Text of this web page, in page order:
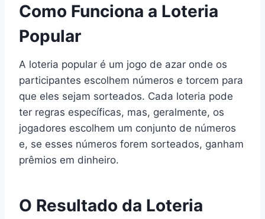
Como Funciona a Loteria
Popular
A loteria popular é um jogo de azar onde os
participantes escolhem números e torcem para
que eles sejam sorteados. Cada loteria pode
ter regras específicas, mas, geralmente, os
jogadores escolhem um conjunto de números
e, se esses números forem sorteados, ganham
prêmios em dinheiro.
O Resultado da Loteria